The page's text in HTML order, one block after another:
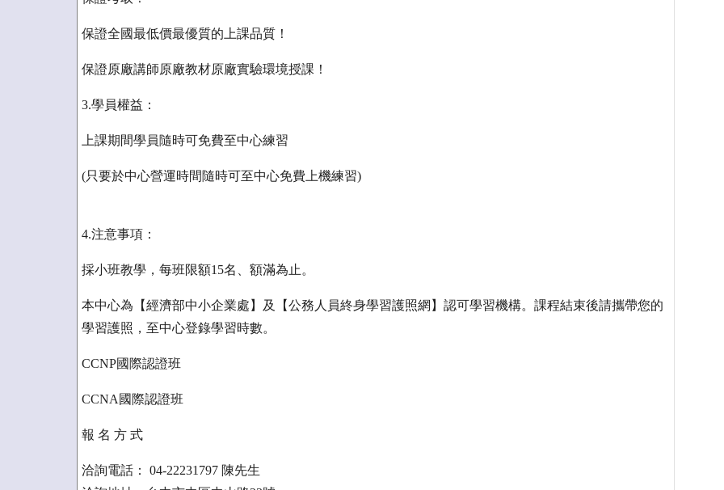
保證全國最低價最優質的上課品質！
保證原廠講師原廠教材原廠實驗環境授課！
3.學員權益：
上課期間學員隨時可免費至中心練習
(只要於中心營運時間隨時可至中心免費上機練習)
4.注意事項：
採小班教學，每班限額15名、額滿為止。
本中心為【經濟部中小企業處】及【公務人員終身學習護照網】認可學習機構。課程結束後請攜帶您的
學習護照，至中心登錄學習時數。
CCNP國際認證班
CCNA國際認證班
報 名 方 式
洽詢電話： 04-22231797 陳先生